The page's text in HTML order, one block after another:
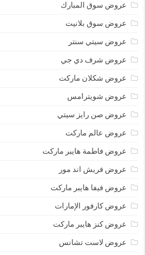
عروض سوق المبارك
عروض سوق بلانيت
عروض سيتي سنتر
عروض شرف دي جي
عروض شكلان ماركت
عروض شويترامس
عروض صن رايز سيتي
عروض عالم ماركت
عروض فاطمة هايبر ماركت
عروض فريش اند مور
عروض فيفا هايبر ماركت
عروض كارفور الإمارات
عروض كنز هايبر ماركت
عروض لاست تشانس